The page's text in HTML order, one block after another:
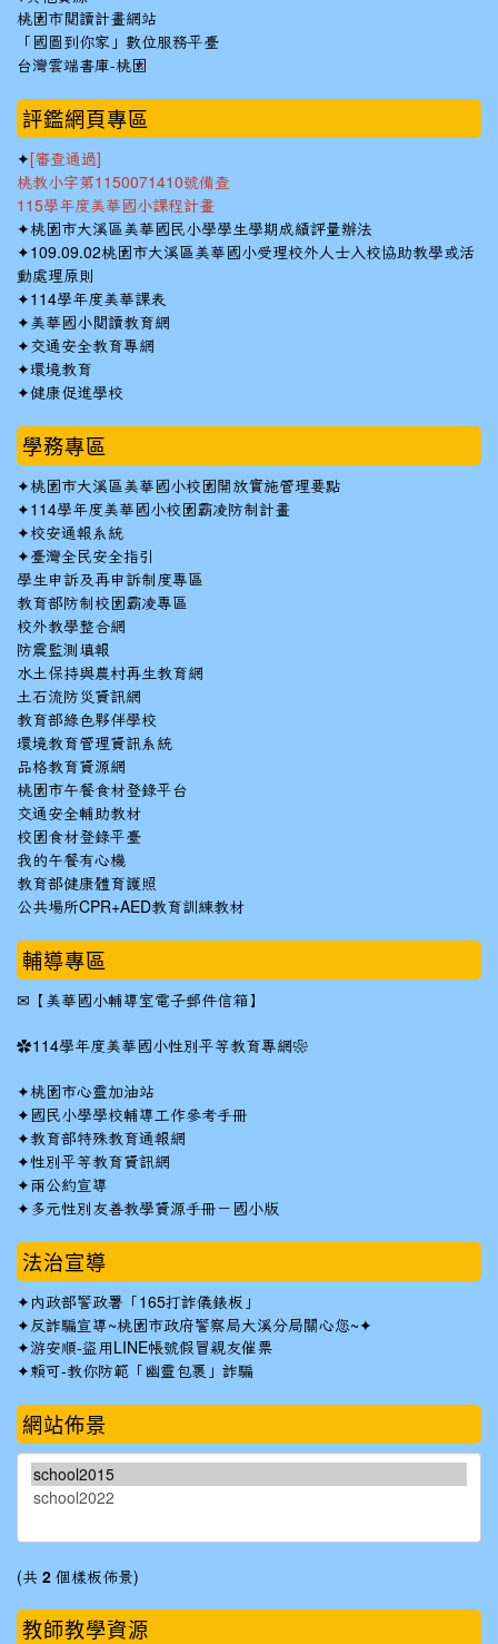
桃園市閱讀計畫網站
「國圖到你家」數位服務平臺
台灣雲端書庫-桃園
::: 評鑑網頁專區
✦ [審查通過]
桃教小字第1150071410號備查
115學年度美華國小課程計畫
✦桃園市大溪區美華國民小學學生學期成績評量辦法
✦109.09.02桃園市大溪區美華國小受理校外人士入校協助教學或活
動處理原則
✦114學年度美華課表
✦美華國小閱讀教育網
✦ 交通安全教育專網
✦環境教育
✦健康促進學校
學務專區
✦桃園市大溪區美華國小校園開放實施管理要點
✦114學年度美華國小校園霸凌防制計畫
✦校安通報系統
✦臺灣全民安全指引
學生申訴及再申訴制度專區
教育部防制校園霸凌專區
校外教學整合網
防震監測填報
水土保持與農村再生教育網
土石流防災資訊網
教育部綠色夥伴學校
環境教育管理資訊系統
品格教育資源網
桃園市午餐食材登錄平台
交通安全輔助教材
校園食材登錄平臺
我的午餐有心機
教育部健康體育護照
公共場所CPR+AED教育訓練教材
輔導專區
✉ 【美華國小輔導室電子郵件信箱】
✿114學年度美華國小性別平等教育專網❀
✦桃園市心靈加油站
✦ 國民小學學校輔導工作參考手冊
✦教育部特殊教育通報網
✦性別平等教育資訊網
✦兩公約宣導
✦ 多元性別友善教學資源手冊－國小版
法治宣導
✦ 內政部警政署「165打詐儀錶板」
✦反詐騙宣導~桃園市政府警察局大溪分局關心您~✦
✦游安順-盜用LINE帳號假冒親友催票
✦賴可-教你防範「幽靈包裹」詐騙
網站佈景
(共 2 個樣板佈景)
教師教學資源